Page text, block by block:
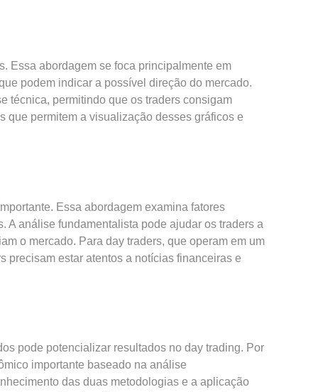
Essa abordagem se foca principalmente em
podem indicar a possível direção do mercado.
técnica, permitindo que os traders consigam
que permitem a visualização desses gráficos e
Essa abordagem examina fatores
A análise fundamentalista pode ajudar os traders a
o mercado. Para day traders, que operam em um
precisam estar atentos a notícias financeiras e
pode potencializar resultados no day trading. Por
importante baseado na análise
das duas metodologias e a aplicação